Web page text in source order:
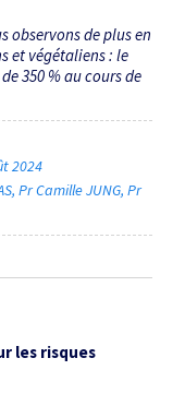
observons de plus en
et végétaliens : le
350 % au cours de
2024
Pr Camille JUNG Pr
les risques